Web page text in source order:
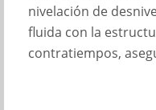
nivelación de
fluida con la
contratiempos,